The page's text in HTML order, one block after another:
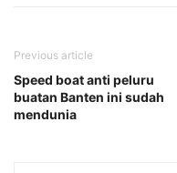
Previous article
Speed boat anti peluru
buatan Banten ini sudah
mendunia